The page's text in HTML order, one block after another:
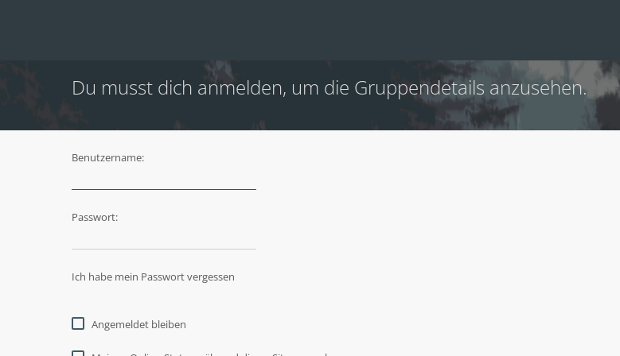
Du musst dich anmelden, um die Gruppendetails anzusehen.
Benutzername:
Passwort:
Ich habe mein Passwort vergessen
Angemeldet bleiben